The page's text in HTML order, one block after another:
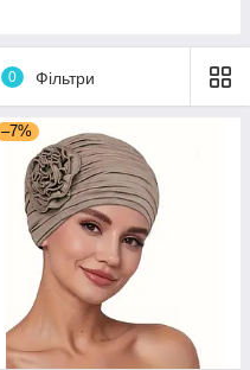
0 Фільтри
–7%